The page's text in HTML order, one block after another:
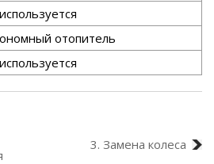
отопитель
3. Замена колеса